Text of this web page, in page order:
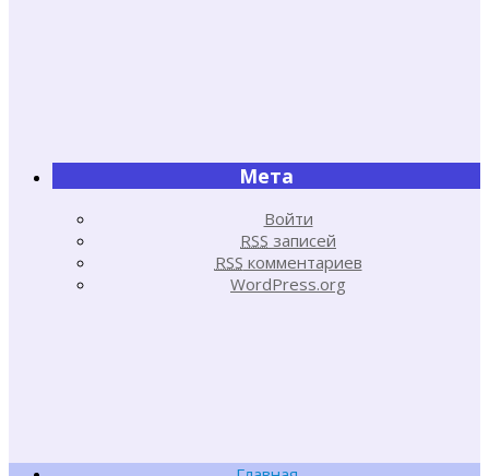
Мета
Войти
RSS записей
RSS комментариев
WordPress.org